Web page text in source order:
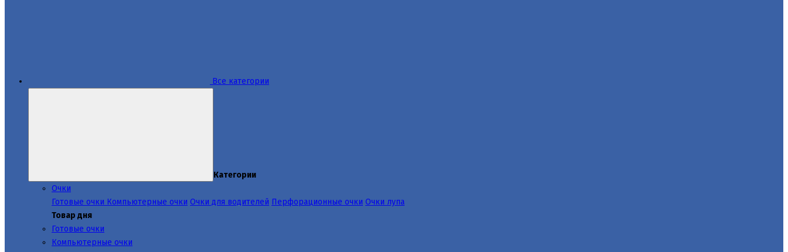
Все категории
Категории
Очки
Готовые очки Компьютерные очки Очки для водителей Перфорационные очки Очки лупа
Товар дня
Готовые очки
Компьютерные очки